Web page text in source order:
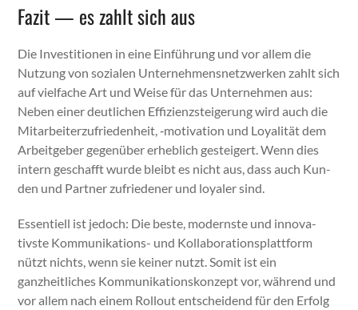
Fazit — es zahlt sich aus
Die Investi­tio­nen in eine Ein­führung und vor allem die
Nutzung von sozialen Unternehmen­snet­zw­erken zahlt sich
auf vielfache Art und Weise für das Unternehmen aus:
Neben ein­er deut­lichen Effizien­zsteigerung wird auch die
Mitar­beit­erzufrieden­heit, ‑moti­va­tion und Loy­al­ität dem
Arbeit­ge­ber gegenüber erhe­blich gesteigert. Wenn dies
intern geschafft wurde bleibt es nicht aus, dass auch Kun­
den und Part­ner zufrieden­er und loyaler sind.
Essen­tiell ist jedoch: Die beste, mod­ern­ste und inno­v­a­
tivste Kom­mu­nika­tions- und Kol­lab­o­ra­tionsplat­tform
nützt nichts, wenn sie kein­er nutzt. Somit ist ein
ganzheitlich­es Kom­mu­nika­tion­skonzept vor, während und
vor allem nach einem Roll­out entschei­dend für den Erfolg